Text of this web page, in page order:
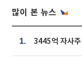
많이 본 뉴스
1.